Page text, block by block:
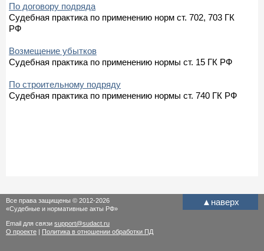
По договору подряда
Судебная практика по применению норм ст. 702, 703 ГК
РФ
Возмещение убытков
Судебная практика по применению нормы ст. 15 ГК РФ
По строительному подряду
Судебная практика по применению нормы ст. 740 ГК РФ
▲ наверх
Все права защищены © 2012-2026
«Судебные и нормативные акты РФ»
Email для связи support@sudact.ru
О проекте | Политика в отношении обработки ПД